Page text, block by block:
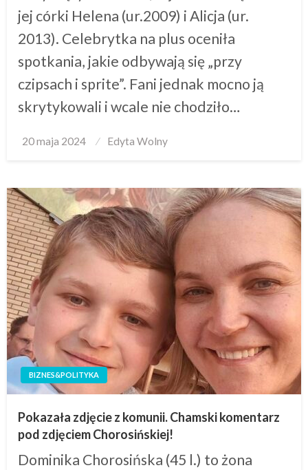
jej córki Helena (ur.2009) i Alicja (ur.
2013). Celebrytka na plus oceniła
spotkania, jakie odbywają się „przy
czipsach i sprite”. Fani jednak mocno ją
skrytykowali i wcale nie chodziło…
Posted
20 maja 2024 Edyta Wolny
BIZNES&POLITYKA
Pokazała zdjęcie z komunii. Chamski komentarz
pod zdjęciem Chorosińskiej!
Dominika Chorosińska (45 l.) to żona